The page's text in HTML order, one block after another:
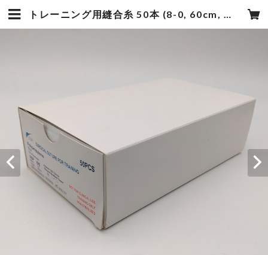
トレーニング用縫合糸 50本 (8-0, 60cm, 未滅菌）税抜:44,000円 | EBM SHOP